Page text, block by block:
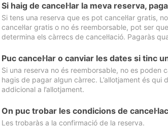
Si haig de cancel·lar la meva reserva,
Si tens una reserva que es pot cancel·lar gratis,
cancel·lar gratis o no és reemborsable, pot ser
determina els càrrecs de cancel·lació. Pagaràs
Puc cancel·lar o canviar les dates si tinc
Si una reserva no és reemborsable, no es poden
hagis de pagar algun càrrec. L’allotjament és qui
addicional a l’allotjament.
On puc trobar les condicions de
Les trobaràs a la confirmació de la reserva.